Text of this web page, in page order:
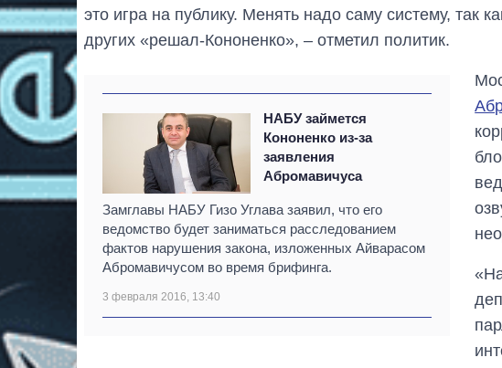
это игра на публику. Менять надо саму систему, так
других «решал-Кононенко», – отметил политик.
НАБУ займется
Кононенко из-за
заявления
Абромавичуса
Замглавы НАБУ Гизо Углава заявил, что его
ведомство будет заниматься расследованием
фактов нарушения закона, изложенных Айварасом
Абромавичусом во время брифинга.
3 февраля 2016, 13:40